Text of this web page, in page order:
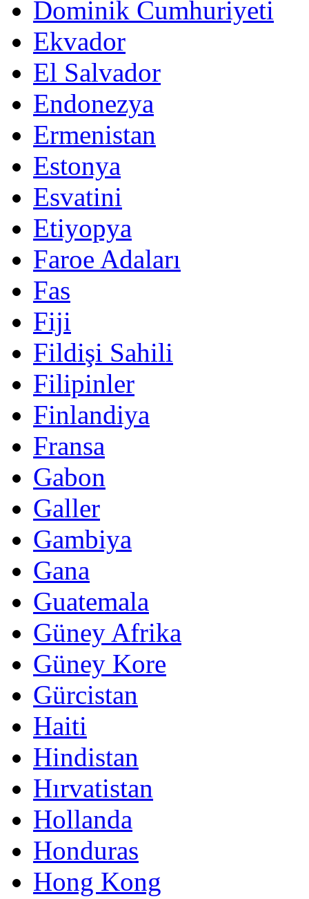
Dominik Cumhuriyeti
Ekvador
El Salvador
Endonezya
Ermenistan
Estonya
Esvatini
Etiyopya
Faroe Adaları
Fas
Fiji
Fildişi Sahili
Filipinler
Finlandiya
Fransa
Gabon
Galler
Gambiya
Gana
Guatemala
Güney Afrika
Güney Kore
Gürcistan
Haiti
Hindistan
Hırvatistan
Hollanda
Honduras
Hong Kong